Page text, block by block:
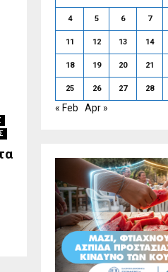
4 5 6 7
11 12 13 14
18 19 20 21
25 26 27 28
« Feb Apr »